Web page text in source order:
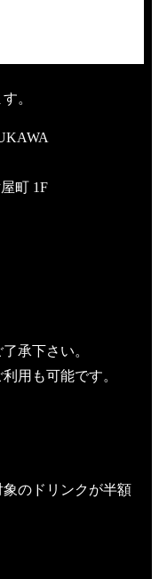
。
町 1F
承下さい。
用も可能です。
のドリンクが半額